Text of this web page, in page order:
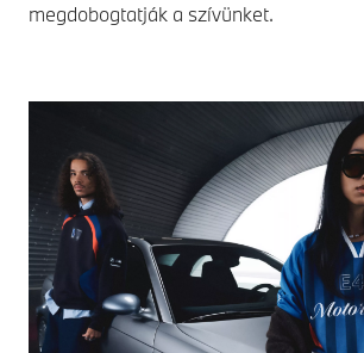
megdobogtatják a szívünket.